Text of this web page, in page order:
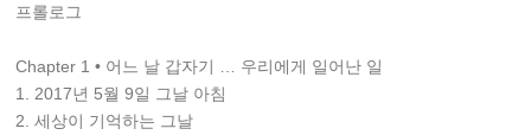
프롤로그
Chapter 1 • 어느 날 갑자기 … 우리에게 일어난 일
1. 2017년 5월 9일 그날 아침
2. 세상이 기억하는 그날